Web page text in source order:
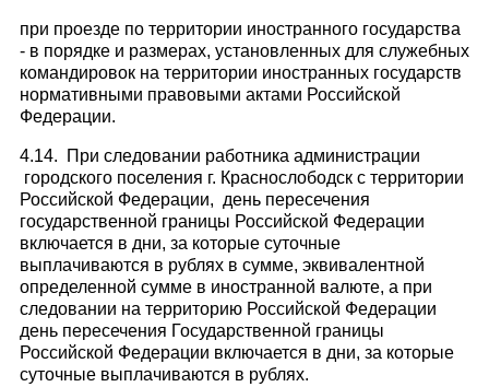
при проезде по территории иностранного государства
- в порядке и размерах, установленных для служебных
командировок на территории иностранных государств
нормативными правовыми актами Российской
Федерации.
4.14. При следовании работника администрации
городского поселения г. Краснослободск с территории
Российской Федерации, день пересечения
государственной границы Российской Федерации
включается в дни, за которые суточные
выплачиваются в рублях в сумме, эквивалентной
определенной сумме в иностранной валюте, а при
следовании на территорию Российской Федерации
день пересечения Государственной границы
Российской Федерации включается в дни, за которые
суточные выплачиваются в рублях.